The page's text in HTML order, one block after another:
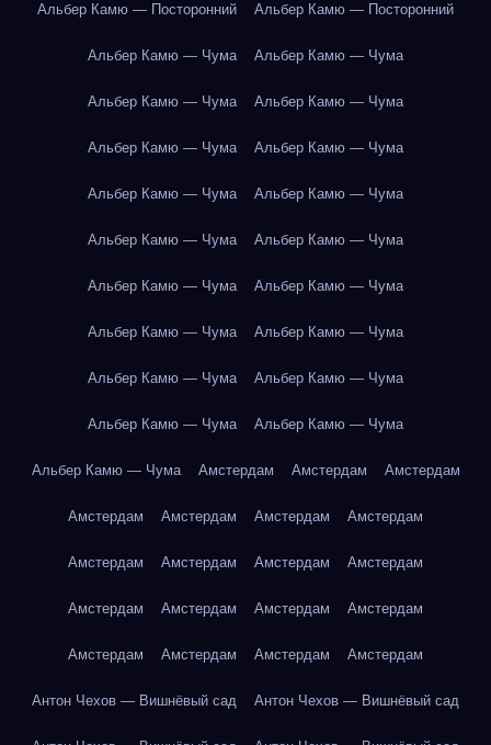
Альбер Камю — Посторонний Альбер Камю — Посторонний
Альбер Камю — Чума Альбер Камю — Чума
Альбер Камю — Чума Альбер Камю — Чума
Альбер Камю — Чума Альбер Камю — Чума
Альбер Камю — Чума Альбер Камю — Чума
Альбер Камю — Чума Альбер Камю — Чума
Альбер Камю — Чума Альбер Камю — Чума
Альбер Камю — Чума Альбер Камю — Чума
Альбер Камю — Чума Альбер Камю — Чума
Альбер Камю — Чума Альбер Камю — Чума
Альбер Камю — Чума Амстердам Амстердам Амстердам
Амстердам Амстердам Амстердам Амстердам
Амстердам Амстердам Амстердам Амстердам
Амстердам Амстердам Амстердам Амстердам
Амстердам Амстердам Амстердам Амстердам
Антон Чехов — Вишнёвый сад Антон Чехов — Вишнёвый сад